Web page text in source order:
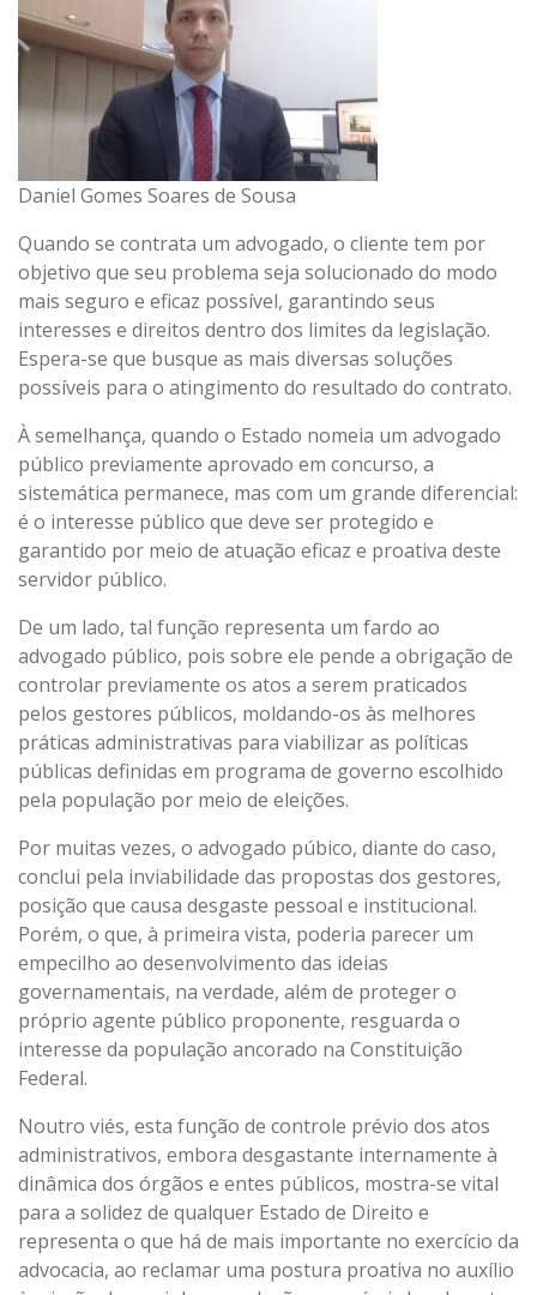
CONTATO
Daniel Gomes Soares de Sousa
Quando se contrata um advogado, o cliente tem por
objetivo que seu problema seja solucionado do modo
mais seguro e eficaz possível, garantindo seus
interesses e direitos dentro dos limites da legislação.
Espera-se que busque as mais diversas soluções
possíveis para o atingimento do resultado do contrato.
À semelhança, quando o Estado nomeia um advogado
público previamente aprovado em concurso, a
sistemática permanece, mas com um grande diferencial:
é o interesse público que deve ser protegido e
garantido por meio de atuação eficaz e proativa deste
servidor público.
De um lado, tal função representa um fardo ao
advogado público, pois sobre ele pende a obrigação de
controlar previamente os atos a serem praticados
pelos gestores públicos, moldando-os às melhores
práticas administrativas para viabilizar as políticas
públicas definidas em programa de governo escolhido
pela população por meio de eleições.
Por muitas vezes, o advogado púbico, diante do caso,
conclui pela inviabilidade das propostas dos gestores,
posição que causa desgaste pessoal e institucional.
Porém, o que, à primeira vista, poderia parecer um
empecilho ao desenvolvimento das ideias
governamentais, na verdade, além de proteger o
próprio agente público proponente, resguarda o
interesse da população ancorado na Constituição
Federal.
Noutro viés, esta função de controle prévio dos atos
administrativos, embora desgastante internamente à
dinâmica dos órgãos e entes públicos, mostra-se vital
para a solidez de qualquer Estado de Direito e
representa o que há de mais importante no exercício da
advocacia, ao reclamar uma postura proativa no auxílio